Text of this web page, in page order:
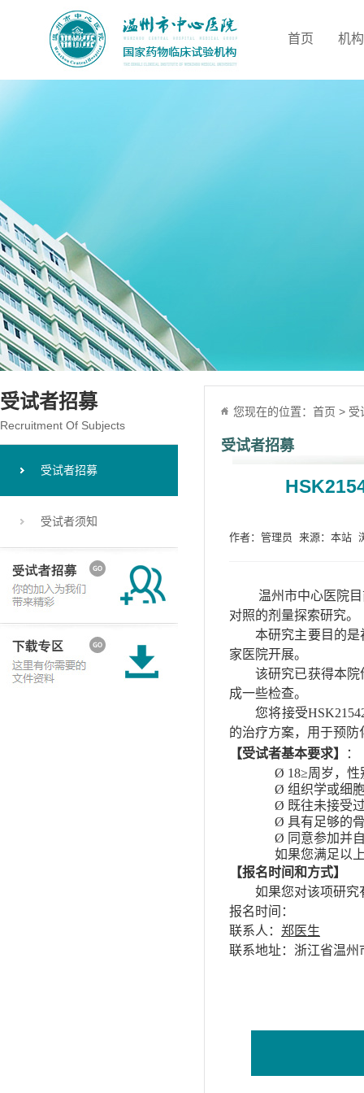
首页 机
受试者招募
Recruitment Of Subjects
受试者招募
受试者须知
您现在的位置： 首页 > 受
受试者招募
作者：管理员 来源：本站
温州市中心医院
对照的剂量探索研究。
本研究主要目的是
家医院开展。
该研究已获得本
成一些检查。
您将接受
的治疗方案，用于预
【受试者基本要求】
：
Ø 18≥周岁，性
Ø 组织学或细
Ø 既往未接受
Ø 具有足够的
Ø 同意参加并
如果您满足以
【报名时间和方式】
如果您对该项研究
报名时间：
联系人： 郑医生
联系地址： 浙江省温州